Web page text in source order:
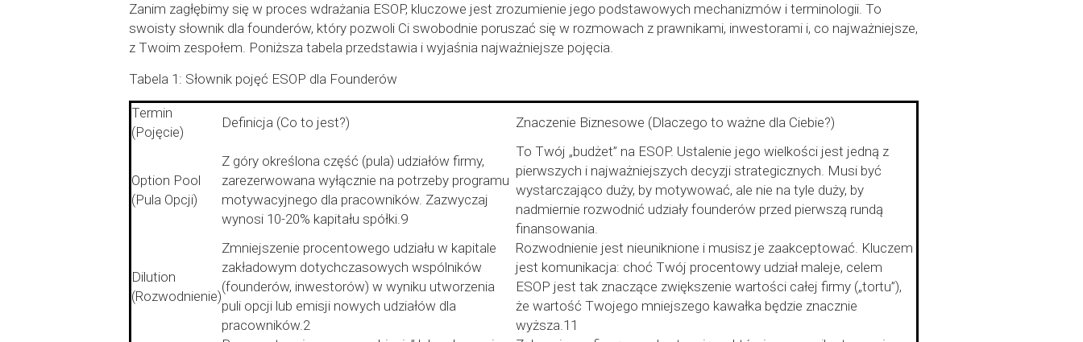
Zanim zagłębimy się w proces wdrażania ESOP, kluczowe jest zrozumienie jego podstawowych mechanizmów i terminologii. To
swoisty słownik dla founderów, który pozwoli Ci swobodnie poruszać się w rozmowach z prawnikami, inwestorami i, co najważniejsze,
z Twoim zespołem. Poniższa tabela przedstawia i wyjaśnia najważniejsze pojęcia.
Tabela 1: Słownik pojęć ESOP dla Founderów
Termin
(Pojęcie)
Definicja (Co to jest?) Znaczenie Biznesowe (Dlaczego to ważne dla Ciebie?)
Option Pool
(Pula Opcji)
Z góry określona część (pula) udziałów firmy,
zarezerwowana wyłącznie na potrzeby programu
motywacyjnego dla pracowników. Zazwyczaj
wynosi 10-20% kapitału spółki.9
To Twój „budżet” na ESOP. Ustalenie jego wielkości jest jedną z
pierwszych i najważniejszych decyzji strategicznych. Musi być
wystarczająco duży, by motywować, ale nie na tyle duży, by
nadmiernie rozwodnić udziały founderów przed pierwszą rundą
finansowania.
Dilution
(Rozwodnienie)
Zmniejszenie procentowego udziału w kapitale
zakładowym dotychczasowych wspólników
(founderów, inwestorów) w wyniku utworzenia
puli opcji lub emisji nowych udziałów dla
pracowników.2
Rozwodnienie jest nieuniknione i musisz je zaakceptować. Kluczem
jest komunikacja: choć Twój procentowy udział maleje, celem
ESOP jest tak znaczące zwiększenie wartości całej firmy („tortu”),
że wartość Twojego mniejszego kawałka będzie znacznie
wyższa.11